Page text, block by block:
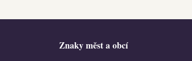
Znaky měst a obcí